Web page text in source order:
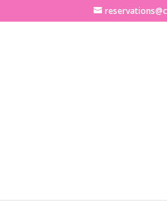
http://www.comediedelille.fr